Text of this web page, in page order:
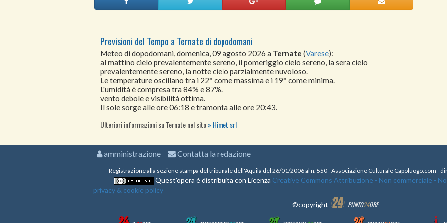
Previsioni del Tempo a Ternate di dopodomani
Meteo di dopodomani, domenica, 09 agosto 2026 a Ternate (Varese):
al mattino cielo prevalentemente sereno, il pomeriggio cielo sereno, la sera cielo
prevalentemente sereno, la notte cielo parzialmente nuvoloso.
Le temperature oscillano tra i 22° come massima e i 19° come minima.
L'umidità è compresa tra 84% e 87%.
vento debole e visibilità ottima.
Il sole sorge alle ore 06:18 e tramonta alle ore 20:43.
Ulteriori informazioni su Ternate nel sito Himet srl
amministrazione Contatta la redazione
Registrazione alla sezione stampa del tribunale dell'Aquila del 26/01/2006 al n. 550 - Associazione Culturale Capoluogo.com -
Quest'opera è distribuita con Licenza Creative Commons Attribuzione - Non commerciale -
privacy & cookie policy
©copyright
PUNTO24ORE